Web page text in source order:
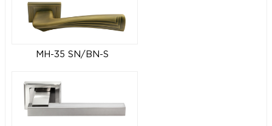
MH-35 SN/BN-S